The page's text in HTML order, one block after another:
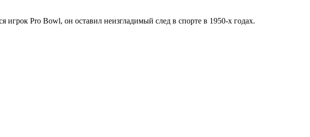
Pro Bowl, он оставил неизгладимый след в спорте в 1950-х годах.